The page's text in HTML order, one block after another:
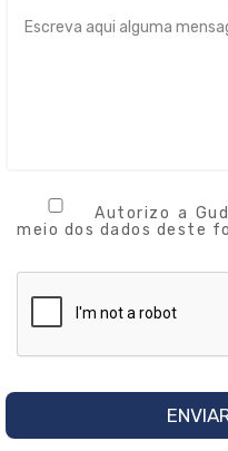
Autorizo a
meio dos dados deste